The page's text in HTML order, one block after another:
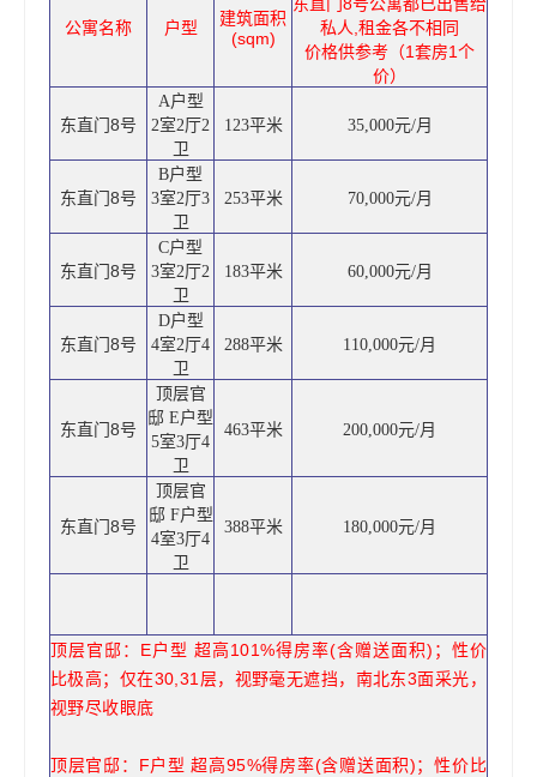
公寓名称 户型
建筑面积
(sqm)
私人,租金各不相同
价格供参考（1套房1个
价）
东直门8号
A户型
2室2厅2
卫
123平米 35,000元/月
东直门8号
B户型
3室2厅3
卫
253平米 70,000元/月
东直门8号
C户型
3室2厅2
卫
183平米 60,000元/月
东直门8号
D户型
4室2厅4
卫
288平米 110,000元/月
东直门8号
顶层官
邸 E户型
5室3厅4
卫
463平米 200,000元/月
东直门8号
顶层官
邸 F户型
4室3厅4
卫
388平米 180,000元/月
顶层官邸：E户型 超高101%得房率(含赠送面积)；性价
比极高；仅在30,31层，视野毫无遮挡，南北东3面采光，
视野尽收眼底
顶层官邸：F户型 超高95%得房率(含赠送面积)；性价比